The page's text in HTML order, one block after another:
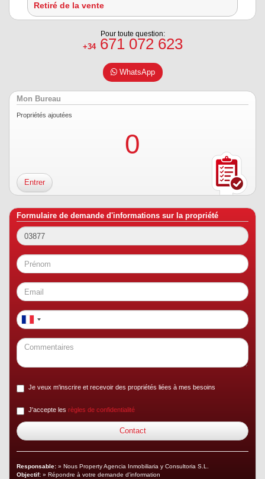
Retiré de la vente
Pour toute question:
+34671 072 623
WhatsApp
Mon Bureau
Propriétés ajoutées
0
Entrer
Formulaire de demande d'informations sur la propriété
Je veux m'inscrire et recevoir des propriétés liées à mes besoins
J'accepte les règles de confidentialité
Responsable: » Nous Property Agencia Inmobiliaria y Consultoria S.L.
Objectif: » Répondre à votre demande d'information